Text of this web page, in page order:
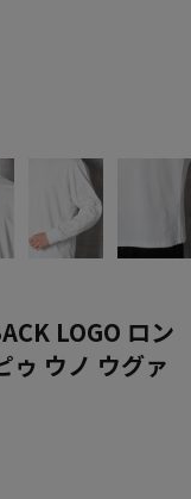
LOGO ロン
ゥ ウノ ウグァ